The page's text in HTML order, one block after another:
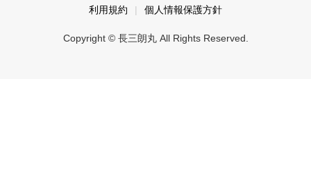
利用規約 個人情報保護方針
Copyright © 長三朗丸 All Rights Reserved.